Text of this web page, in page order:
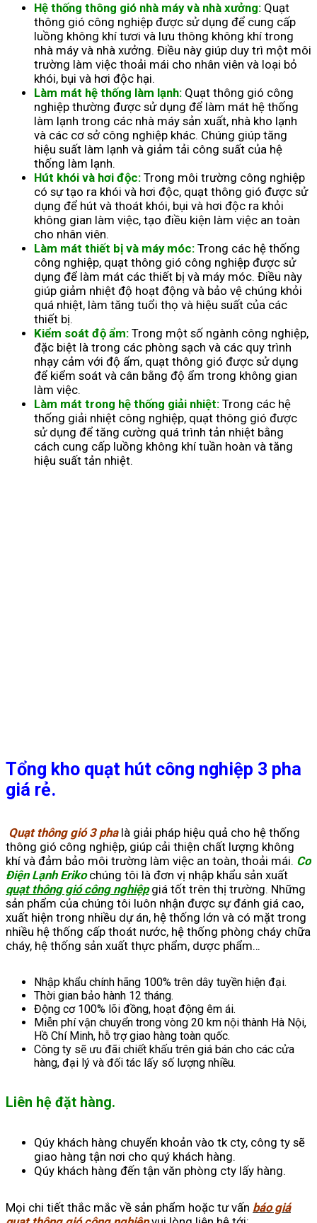
Hệ thống thông gió nhà máy và nhà xưởng: Quạt
thông gió công nghiệp được sử dụng để cung cấp
luồng không khí tươi và lưu thông không khí trong
nhà máy và nhà xưởng. Điều này giúp duy trì một môi
trường làm việc thoải mái cho nhân viên và loại bỏ
khói, bụi và hơi độc hại.
Làm mát hệ thống làm lạnh: Quạt thông gió công
nghiệp thường được sử dụng để làm mát hệ thống
làm lạnh trong các nhà máy sản xuất, nhà kho lạnh
và các cơ sở công nghiệp khác. Chúng giúp tăng
hiệu suất làm lạnh và giảm tải công suất của hệ
thống làm lạnh.
Hút khói và hơi độc: Trong môi trường công nghiệp
có sự tạo ra khói và hơi độc, quạt thông gió được sử
dụng để hút và thoát khói, bụi và hơi độc ra khỏi
không gian làm việc, tạo điều kiện làm việc an toàn
cho nhân viên.
Làm mát thiết bị và máy móc: Trong các hệ thống
công nghiệp, quạt thông gió công nghiệp được sử
dụng để làm mát các thiết bị và máy móc. Điều này
giúp giảm nhiệt độ hoạt động và bảo vệ chúng khỏi
quá nhiệt, làm tăng tuổi thọ và hiệu suất của các
thiết bị.
Kiểm soát độ ẩm: Trong một số ngành công nghiệp,
đặc biệt là trong các phòng sạch và các quy trình
nhạy cảm với độ ẩm, quạt thông gió được sử dụng
để kiểm soát và cân bằng độ ẩm trong không gian
làm việc.
Làm mát trong hệ thống giải nhiệt: Trong các hệ
thống giải nhiệt công nghiệp, quạt thông gió được
sử dụng để tăng cường quá trình tản nhiệt bằng
cách cung cấp luồng không khí tuần hoàn và tăng
hiệu suất tản nhiệt.
Tổng kho quạt hút công nghiệp 3 pha
giá rẻ.
Quạt thông gió 3 phalà giải pháp hiệu quả cho hệ thống
thông gió công nghiệp, giúp cải thiện chất lượng không
khí và đảm bảo môi trường làm việc an toàn, thoải mái. Cơ
Điện Lạnh Erikochúng tôi là đơn vị nhập khẩu sản xuất
quạt thông gió công nghiệpgiá tốt trên thị trường. Những
sản phẩm của chúng tôi luôn nhận được sự đánh giá cao,
xuất hiện trong nhiều dự án, hệ thống lớn và có mặt trong
nhiều hệ thống cấp thoát nước, hệ thống phòng cháy chữa
cháy, hệ thống sản xuất thực phẩm, dược phẩm…
Nhập khẩu chính hãng 100% trên dây tuyền hiện đại.
Thời gian bảo hành 12 tháng.
Động cơ 100% lõi đồng, hoạt động êm ái.
Miễn phí vận chuyển trong vòng 20 km nội thành Hà Nội,
Hồ Chí Minh, hỗ trợ giao hàng toàn quốc.
Công ty sẽ ưu đãi chiết khấu trên giá bán cho các cửa
hàng, đại lý và đối tác lấy số lượng nhiều.
Liên hệ đặt hàng.
Qúy khách hàng chuyển khoản vào tk cty, công ty sẽ
giao hàng tận nơi cho quý khách hàng.
Qúy khách hàng đến tận văn phòng cty lấy hàng.
Mọi chi tiết thắc mắc về sản phẩm hoặc tư vấn báo giá